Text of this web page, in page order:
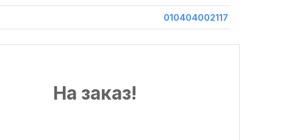
010404002117
На заказ!